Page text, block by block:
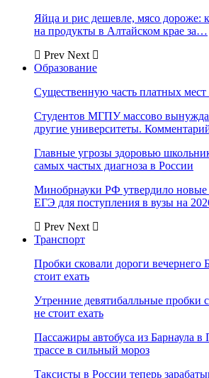
Яйца и рис дешевле, мясо дороже:
на продукты в Алтайском крае за…
Prev Next
Образование
Существенную часть платных мест
Студентов МГПУ массово
другие университеты.
Главные угрозы здоровью
самых частых диагноза в России
Минобрнауки РФ утвердило
ЕГЭ для поступления в вузы на
Prev Next
Транспорт
Пробки сковали дороги вечернего
стоит ехать
Утренние девятибалльные пробки
не стоит ехать
Пассажиры автобуса из Барнаула в
трассе в сильный мороз
Таксисты в России теперь